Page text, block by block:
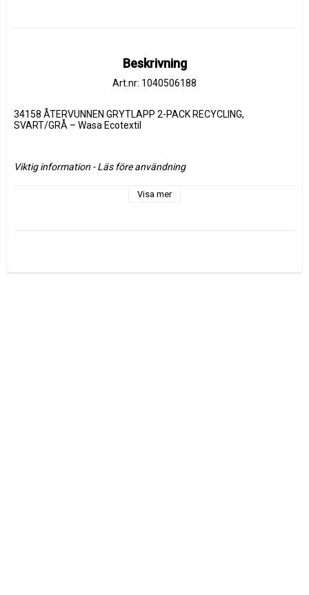
Beskrivning
Art.nr: 1040506188
34158 ÅTERVUNNEN GRYTLAPP 2-PACK RECYCLING,
SVART/GRÅ – Wasa Ecotextil
Viktig information - Läs före användning
Visa mer